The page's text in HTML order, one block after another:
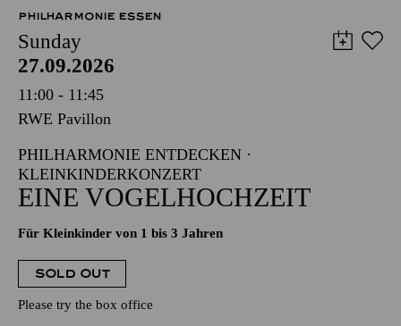
PHILHARMONIE ESSEN
Sunday
27.09.2026
11:00 - 11:45
RWE Pavillon
PHILHARMONIE ENTDECKEN ·
KLEINKINDERKONZERT
EINE VOGELHOCHZEIT
Für Kleinkinder von 1 bis 3 Jahren
SOLD OUT
Please try the box office